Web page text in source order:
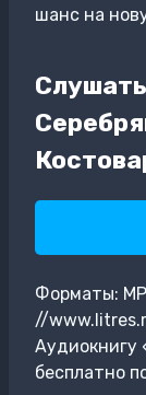
шанс на
Форматы:
//
Аудиокнигу
бесплатно